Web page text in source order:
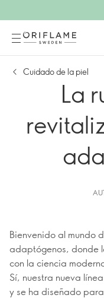
Cuidado de la piel
La
Bienvenido al mundo
adaptógenos, donde
con la ciencia
Sí, nuestra nueva
y se ha diseñado